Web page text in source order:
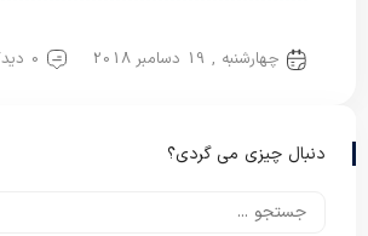
چهارشنبه , 19 دسامبر 2018 0 دیدگاه
دنبال چیزی می گردی؟